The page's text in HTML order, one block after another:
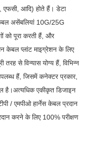
एफसी, आदि) होते हैं। डेटा
असेंबलियां 10G/25G
को पूरा करती हैं, और
प्लांट माइग्रेशन के लिए
से विन्यास योग्य हैं, विभिन्न
हैं, जिसमें कनेक्टर प्रकार,
है।अत्यधिक एकीकृत डिजाइन
/ एमपीओ हार्नेस केबल प्रदान
करने के लिए 100% परीक्षण